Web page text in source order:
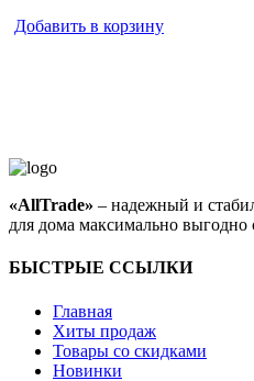
Добавить в корзину
«AllTrade» – надежный и
для дома максимально выгодно
БЫСТРЫЕ ССЫЛКИ
Главная
Хиты продаж
Товары со скидками
Новинки